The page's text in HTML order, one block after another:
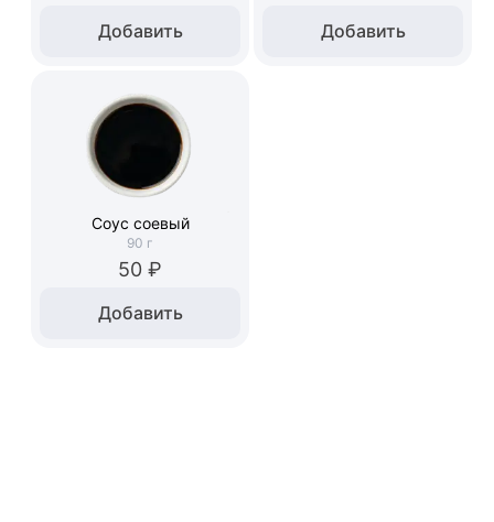
Добавить Добавить
Соус соевый
90 г
50 ₽
Добавить